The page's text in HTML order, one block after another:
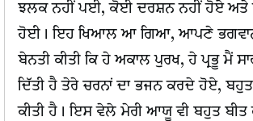
ਝਲਕ ਨਹੀਂ ਪਈ, ਕੋਈ ਦਰਸ਼ਨ ਨਹੀਂ ਹੋਏ ਅਤੇ
ਹੋਈ। ਇਹ ਖਿਆਲ ਆ ਗਿਆ, ਆਪਣੇ
ਬੇਨਤੀ ਕੀਤੀ ਕਿ ਹੇ ਅਕਾਲ ਪੁਰਖ, ਹੇ ਪ੍ਰਭੂ ਮੈਂ
ਦਿੱਤੀ ਹੈ ਤੇਰੇ ਚਰਨਾਂ ਦਾ ਭਜਨ ਕਰਦੇ ਹੋਏ,
ਕੀਤੀ ਹੈ। ਇਸ ਵੇਲੇ ਮੇਰੀ ਆਯੂ ਵੀ ਬਹੁਤ